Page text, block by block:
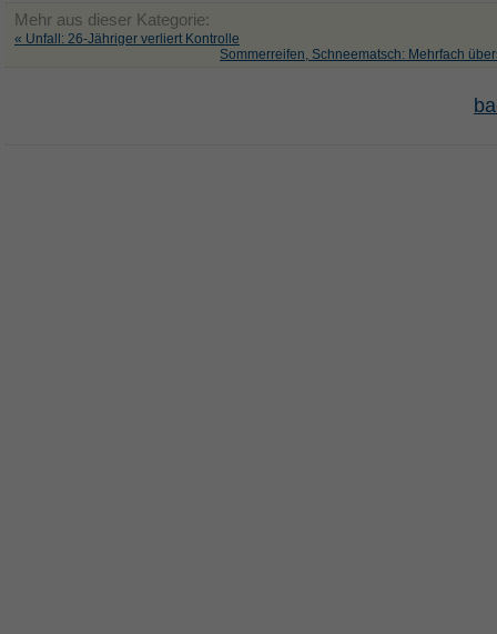
Mehr aus dieser Kategorie:
« Unfall: 26-Jähriger verliert Kontrolle
Sommerreifen, Schneematsch: Mehrfach